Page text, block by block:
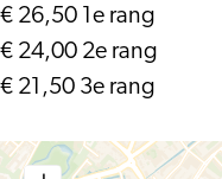
€ 26,50 1e rang
€ 24,00 2e rang
€ 21,50 3e rang